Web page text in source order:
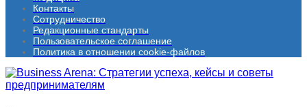
Контакты
Сотрудничество
Редакционные стандарты
Пользовательское соглашение
Политика в отношении cookie-файлов